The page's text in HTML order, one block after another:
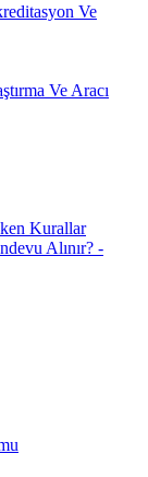
Ve
Ve Aracı
Kurallar
Alınır? -